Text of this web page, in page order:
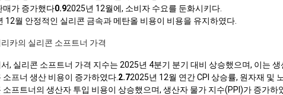
매가 증가했다0.92025년 12월에, 소비자 수요를 둔화시키다.
12월 안정적인 실리콘 금속과 메탄올 비용이 비용을 유지하였다.
카의 실리콘 소프트너 가격
, 실리콘 소프트너 가격 지수는 2025년 4분기 분기 대비 상승했으며, 이는
소프너 생산 비용이 증가하였다. 2.72025년 12월 연간 CPI 상승률, 원자재 및
소프트너의 생산자 투입 비용이 상승했으며, 생산자 물가 지수(PPI)가 증가하